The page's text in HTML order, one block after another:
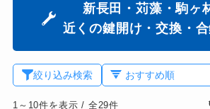
新長田・苅藻・駒ヶ
近くの鍵開け・交換・
絞り込み検索
1～10件を表示/ 全29件